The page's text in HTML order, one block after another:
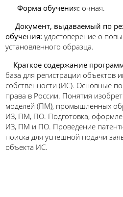
Форма обучения: очная.
Документ, выдаваемый по
обучения: удостоверение о
установленного образца.
Краткое содержание
база для регистрации объектов
собственности (ИС). Основные
права в России. Понятия
моделей (ПМ), промышленных
ИЗ, ПМ, ПО. Подготовка,
ИЗ, ПМ и ПО. Проведение
поиска для успешной подачи
объекта ИС.